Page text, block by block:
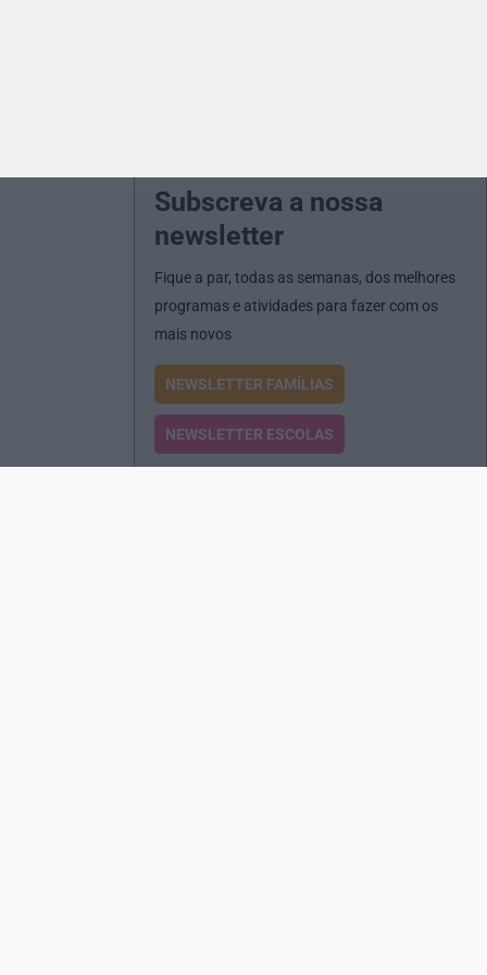
Subscreva a nossa
newsletter
Fique a par, todas as semanas, dos melhores
programas e atividades para fazer com os
mais novos
NEWSLETTER FAMÍLIAS
NEWSLETTER ESCOLAS